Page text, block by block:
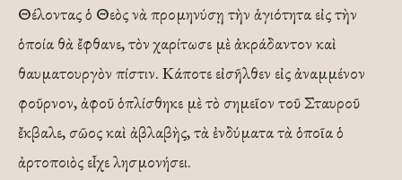
Θέλοντας ὁ Θεὸς νὰ προμηνύσῃ τὴν ἁγιότητα εἰς τὴν
ὁποία θὰ ἔφθανε, τὸν χαρίτωσε μὲ ἀκράδαντον καὶ
θαυματουργὸν πίστιν. Κάποτε εἰσῆλθεν εἰς ἀναμμένον
φοῦρνον, ἀφοῦ ὁπλίσθηκε μὲ τὸ σημεῖον τοῦ Σταυροῦ
ἔκβαλε, σῶος καὶ ἀβλαβὴς, τὰ ἐνδύματα τὰ ὁποῖα ὁ
ἀρτοποιὸς εἶχε λησμονήσει.